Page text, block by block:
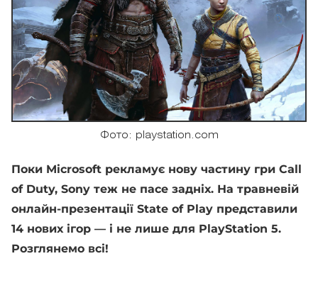
Фото: playstation.com
Поки Microsoft рекламує нову частину гри Call
of Duty, Sony теж не пасе задніх. На травневій
онлайн-презентації State of Play представили
14 нових ігор — і не лише для PlayStation 5.
Розглянемо всі!